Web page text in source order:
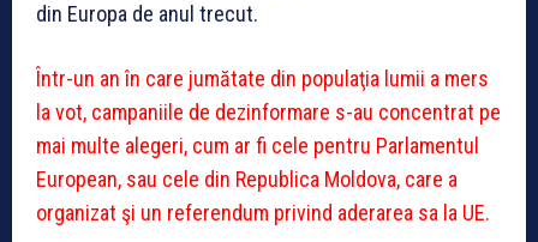
din Europa de anul trecut.
Într-un an în care jumătate din populaţia lumii a mers
la vot, campaniile de dezinformare s-au concentrat pe
mai multe alegeri, cum ar fi cele pentru Parlamentul
European, sau cele din Republica Moldova, care a
organizat şi un referendum privind aderarea sa la UE.